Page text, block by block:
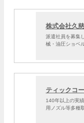
株式会社久
派遣社員を募集
械・油圧ショベ
ティックコ
140年以上の実
用ノズル等多種